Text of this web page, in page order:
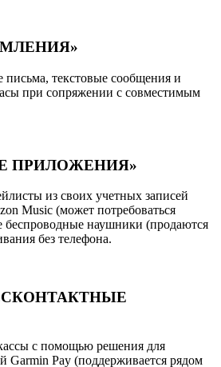
письма, текстовые сообщения и
при сопряжении с совместимым
ПРИЛОЖЕНИЯ»
из своих учетных записей
Music (может потребоваться
беспроводные наушники (продаются
без телефона.
с помощью решения для
Garmin Pay (поддерживается рядом